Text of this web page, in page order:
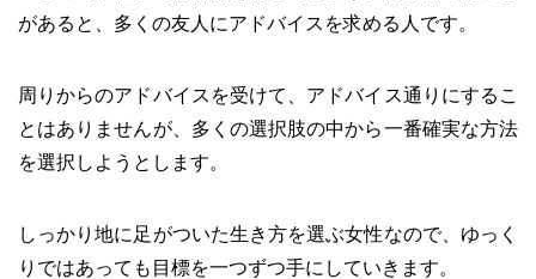
があると、多くの友人にアドバイスを求める人です。
周りからのアドバイスを受けて、アドバイス通りにするこ
とはありませんが、多くの選択肢の中から一番確実な方法
を選択しようとします。
しっかり地に足がついた生き方を選ぶ女性なので、ゆっく
りではあっても目標を一つずつ手にしていきます。